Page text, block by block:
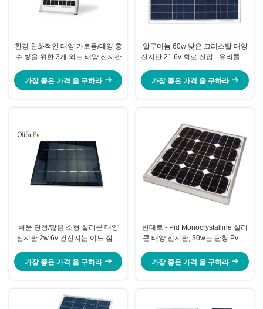
환경 친화적인 태양 가로등/태양 홍
수 빛을 위한 3개 와트 태양 전지판
가장 좋은 가격 을 구하라
알루미늄 60w 낮은 크리스탈 태양
전지판 21.6v 회로 전압 - 유리를 다
가장 좋은 가격 을 구하라
쉬운 단청/많은 소형 실리콘 태양
전지판 2w 6v 건전지는 야드 점화
가장 좋은 가격 을 구하라
반대로 - Pid Monocrystalline 실리
콘 태양 전지판, 30w는 단청 Pv 단
가장 좋은 가격 을 구하라